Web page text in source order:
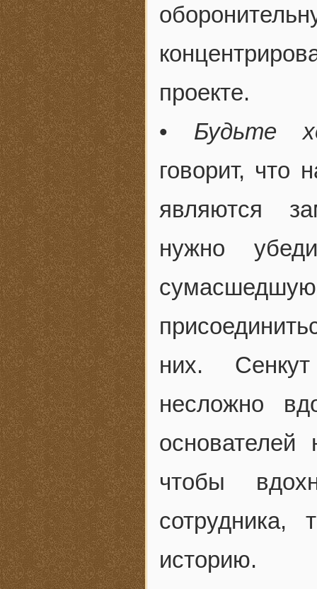
проекте.
• Будьте
говорит, что
являются
нужно
них. Сенкут
несложно
основателей
чтобы
сотрудника,
историю.